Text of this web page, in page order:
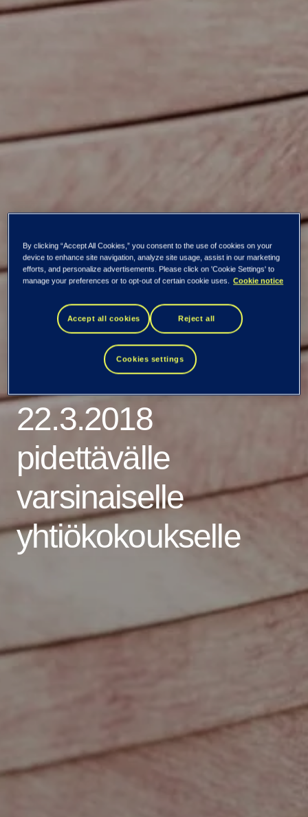
Kaikki uutiset ja tiedotteet
Tiedon
osakkeenomistajien
nimitystoimikunnan
ehdotukset
22.3.2018
pidettävälle
varsinaiselle
yhtiökokoukselle
By clicking “Accept All Cookies,” you consent to the use of cookies on your
device to enhance site navigation, analyze site usage, assist in our marketing
efforts, and personalize advertisements. Please click on 'Cookie Settings' to
manage your preferences or to opt-out of certain cookie uses. Cookie notice
Accept all cookies Reject all
Cookies settings